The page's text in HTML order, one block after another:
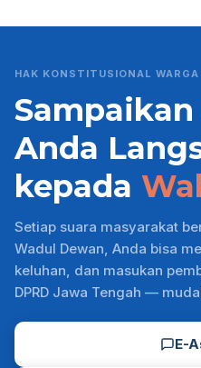
HAK KONSTITUSIONAL WARGA
Anda
kepada
Setiap suara masyarakat
Wadul Dewan, Anda bisa
keluhan, dan masukan
DPRD Jawa Tengah —
E-